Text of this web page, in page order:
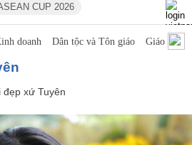
CUP 2026
doanh Dân tộc và Tôn giáo Giáo dục
đẹp xứ Tuyên